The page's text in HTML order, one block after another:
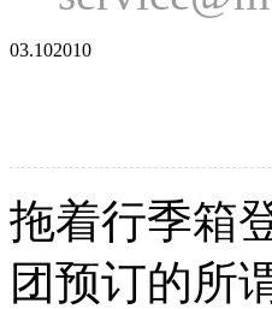
03.102010
拖着行季箱
团预订的所